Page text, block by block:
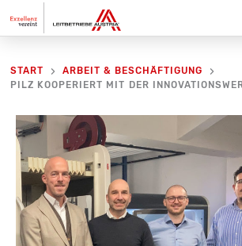
Inhalt
START
ARBEIT & BESCHÄFTIGUNG